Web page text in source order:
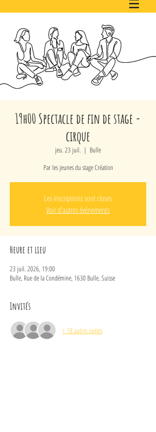
19h00 Spectacle de fin de stage -
cirque
jeu. 23 juil.
  |
Bulle
Par les jeunes du stage Création
Les inscriptions sont closes
Voir d'autres événements
Heure et lieu
23 juil. 2026, 19:00
Bulle, Rue de la Condémine, 1630 Bulle, Suisse
Invités
+ 18 autres invités